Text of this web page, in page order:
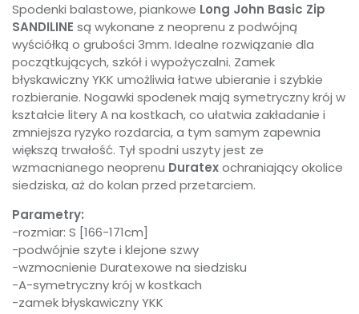
Spodenki balastowe, piankowe Long John Basic Zip
SANDILINE są wykonane z neoprenu z podwójną
wyściółką o grubości 3mm. Idealne rozwiązanie dla
początkujących, szkół i wypożyczalni. Zamek
błyskawiczny YKK umożliwia łatwe ubieranie i szybkie
rozbieranie. Nogawki spodenek mają symetryczny krój w
kształcie litery A na kostkach, co ułatwia zakładanie i
zmniejsza ryzyko rozdarcia, a tym samym zapewnia
większą trwałość. Tył spodni uszyty jest ze
wzmacnianego neoprenu Duratexochraniający okolice
siedziska, aż do kolan przed przetarciem.
Parametry:
-rozmiar: S [166-171cm]
-podwójnie szyte i klejone szwy
-wzmocnienie Duratexowe na siedzisku
-A-symetryczny krój w kostkach
-zamek błyskawiczny YKK